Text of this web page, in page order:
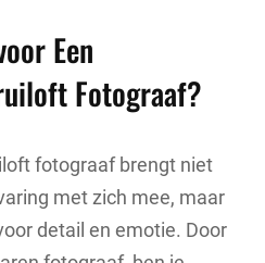
Een
Fotograaf?
fotograaf brengt niet
met zich mee, maar
detail en emotie. Door